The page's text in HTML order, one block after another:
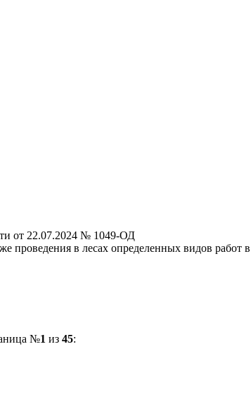
от 22.07.2024 № 1049-ОД
в лесах определенных видов работ
№1 из 45: